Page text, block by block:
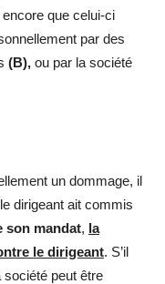
que celui-ci
par des
(B), ou par la société
un dommage, il
dirigeant ait commis
son mandat, la
le dirigeant. S’il
société peut être